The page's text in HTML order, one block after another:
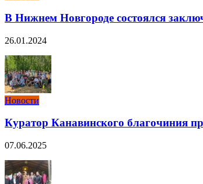
В Нижнем Новгороде состоялся
26.01.2024
Новости
Куратор Канавинского благочиния
07.06.2025